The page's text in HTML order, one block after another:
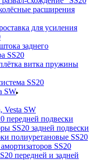
расширения
для усиления
заднего
SS20
витка пружины
SS20
SW
Vesta SW
передней подвески
SS20 задней подвески
полиуретановые SS20
SS20
передней и задней